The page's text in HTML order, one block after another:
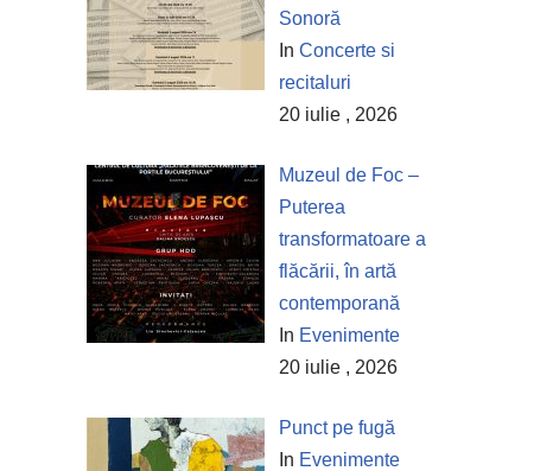
Sonoră
In Concerte si
recitaluri
20 iulie , 2026
Muzeul de Foc –
Puterea
transformatoare a
flăcării, în artă
contemporană
In Evenimente
20 iulie , 2026
Punct pe fugă
In Evenimente